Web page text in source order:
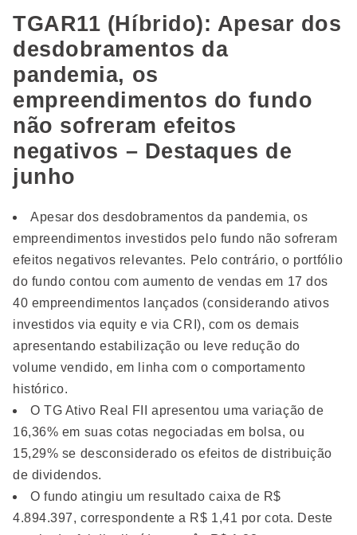
TGAR11 (Híbrido): Apesar dos
desdobramentos da
pandemia, os
empreendimentos do fundo
não sofreram efeitos
negativos – Destaques de
junho
Apesar dos desdobramentos da pandemia, os
empreendimentos investidos pelo fundo não sofreram
efeitos negativos relevantes. Pelo contrário, o portfólio
do fundo contou com aumento de vendas em 17 dos
40 empreendimentos lançados (considerando ativos
investidos via equity e via CRI), com os demais
apresentando estabilização ou leve redução do
volume vendido, em linha com o comportamento
histórico.
O TG Ativo Real FII apresentou uma variação de
16,36% em suas cotas negociadas em bolsa, ou
15,29% se desconsiderado os efeitos de distribuição
de dividendos.
O fundo atingiu um resultado caixa de R$
4.894.397, correspondente a R$ 1,41 por cota. Deste